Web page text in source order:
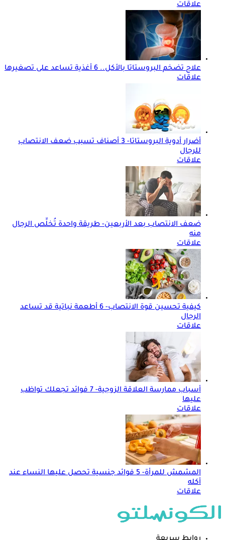
علاقات
علاج تضخم البروستاتا بالأكل.. 6 أغذية تساعد على تصغيرها
علاقات
أضرار أدوية البروستاتا- 3 أصناف تسبب ضعف الانتصاب
للرجال
علاقات
ضعف الانتصاب بعد الأربعين- طريقة واحدة تُخلِّص الرجال
منه
علاقات
كيفية تحسين قوة الانتصاب- 6 أطعمة نباتية قد تساعد
الرجال
علاقات
أسباب ممارسة العلاقة الزوجية- 7 فوائد تجعلك تواظب
عليها
علاقات
المشمش للمرأة- 5 فوائد جنسية تحصل عليها النساء عند
أكله
علاقات